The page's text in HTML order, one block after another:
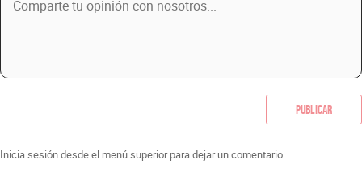
Publicar
Inicia sesión desde el menú superior para dejar un comentario.